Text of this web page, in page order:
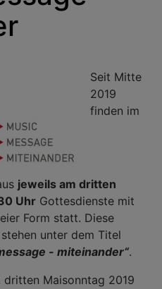
Seit Mitte
2019
finden im
jeweils am dritten
Uhr Gottesdienste mit
Form statt. Diese
unter dem Titel
- miteinander“.
dritten Maisonntag 2019